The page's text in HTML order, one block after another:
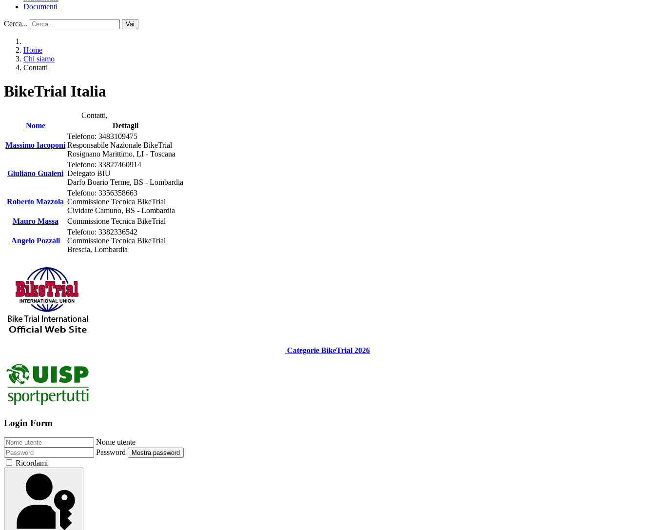
Documenti
Cerca... Vai
Home
Chi siamo
Contatti
BikeTrial Italia
Contatti,
Nome
Dettagli
Massimo Iacoponi
Telefono: 3483109475
Responsabile Nazionale BikeTrial
Rosignano Marittimo, LI - Toscana
Giuliano Gualeni
Telefono: 33827460914
Delegato BIU
Darfo Boario Terme, BS - Lombardia
Roberto Mazzola
Telefono: 3356358663
Commissione Tecnica BikeTrial
Cividate Camuno, BS - Lombardia
Mauro Massa
Commissione Tecnica BikeTrial
Angelo Pozzali
Telefono: 3382336542
Commissione Tecnica BikeTrial
Brescia, Lombardia
Categorie BikeTrial 2026
Login Form
Nome utente
Password
Mostra password
Ricordami